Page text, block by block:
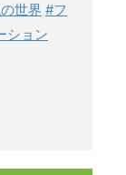
世界 #フ
ション